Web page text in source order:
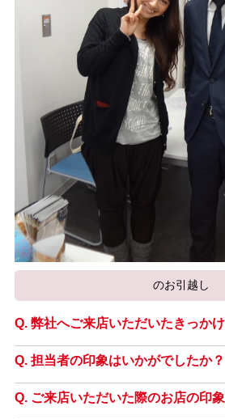
のお引越し
弊社へご来店いただいたきっか
担当者の印象はいかがでしたか？
ご来店いただいた際のお店の印